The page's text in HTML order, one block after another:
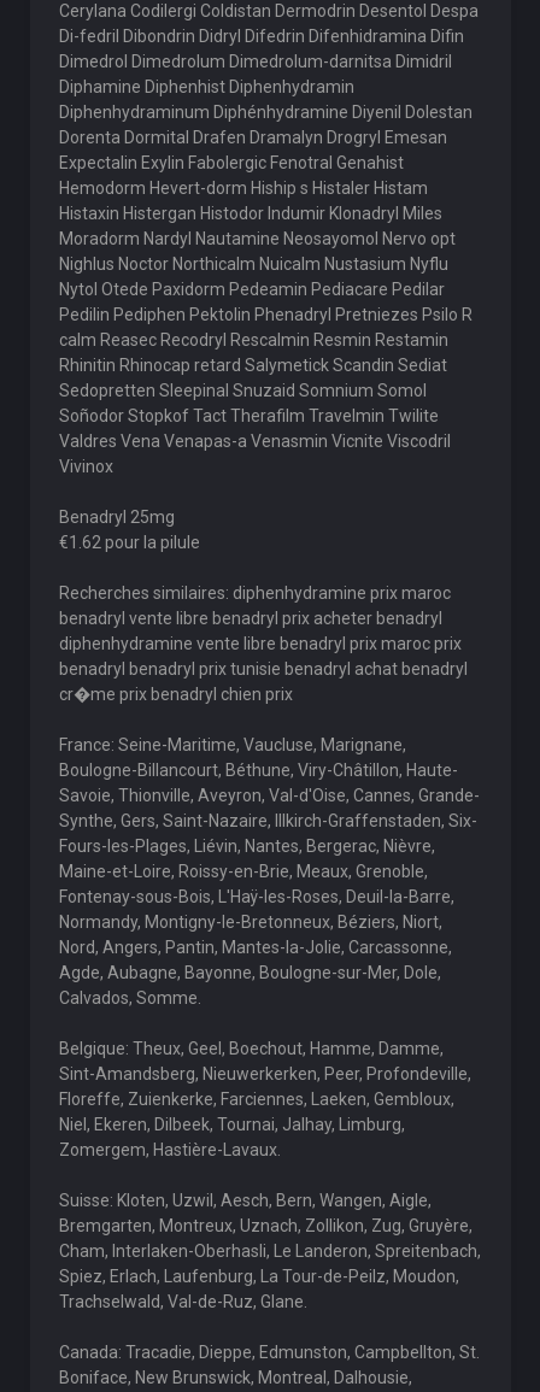
Cerylana Codilergi Coldistan Dermodrin Desentol Despa
Di-fedril Dibondrin Didryl Difedrin Difenhidramina Difin
Dimedrol Dimedrolum Dimedrolum-darnitsa Dimidril
Diphamine Diphenhist Diphenhydramin
Diphenhydraminum Diphénhydramine Diyenil Dolestan
Dorenta Dormital Drafen Dramalyn Drogryl Emesan
Expectalin Exylin Fabolergic Fenotral Genahist
Hemodorm Hevert-dorm Hiship s Histaler Histam
Histaxin Histergan Histodor Indumir Klonadryl Miles
Moradorm Nardyl Nautamine Neosayomol Nervo opt
Nighlus Noctor Northicalm Nuicalm Nustasium Nyflu
Nytol Otede Paxidorm Pedeamin Pediacare Pedilar
Pedilin Pediphen Pektolin Phenadryl Pretniezes Psilo R
calm Reasec Recodryl Rescalmin Resmin Restamin
Rhinitin Rhinocap retard Salymetick Scandin Sediat
Sedopretten Sleepinal Snuzaid Somnium Somol
Soñodor Stopkof Tact Therafilm Travelmin Twilite
Valdres Vena Venapas-a Venasmin Vicnite Viscodril
Vivinox
Benadryl 25mg
€1.62 pour la pilule
Recherches similaires: diphenhydramine prix maroc
benadryl vente libre benadryl prix acheter benadryl
diphenhydramine vente libre benadryl prix maroc prix
benadryl benadryl prix tunisie benadryl achat benadryl
cr�me prix benadryl chien prix
France: Seine-Maritime, Vaucluse, Marignane,
Boulogne-Billancourt, Béthune, Viry-Châtillon, Haute-
Savoie, Thionville, Aveyron, Val-d'Oise, Cannes, Grande-
Synthe, Gers, Saint-Nazaire, Illkirch-Graffenstaden, Six-
Fours-les-Plages, Liévin, Nantes, Bergerac, Nièvre,
Maine-et-Loire, Roissy-en-Brie, Meaux, Grenoble,
Fontenay-sous-Bois, L'Haÿ-les-Roses, Deuil-la-Barre,
Normandy, Montigny-le-Bretonneux, Béziers, Niort,
Nord, Angers, Pantin, Mantes-la-Jolie, Carcassonne,
Agde, Aubagne, Bayonne, Boulogne-sur-Mer, Dole,
Calvados, Somme.
Belgique: Theux, Geel, Boechout, Hamme, Damme,
Sint-Amandsberg, Nieuwerkerken, Peer, Profondeville,
Floreffe, Zuienkerke, Farciennes, Laeken, Gembloux,
Niel, Ekeren, Dilbeek, Tournai, Jalhay, Limburg,
Zomergem, Hastière-Lavaux.
Suisse: Kloten, Uzwil, Aesch, Bern, Wangen, Aigle,
Bremgarten, Montreux, Uznach, Zollikon, Zug, Gruyère,
Cham, Interlaken-Oberhasli, Le Landeron, Spreitenbach,
Spiez, Erlach, Laufenburg, La Tour-de-Peilz, Moudon,
Trachselwald, Val-de-Ruz, Glane.
Canada: Tracadie, Dieppe, Edmunston, Campbellton, St.
Boniface, New Brunswick, Montreal, Dalhousie,